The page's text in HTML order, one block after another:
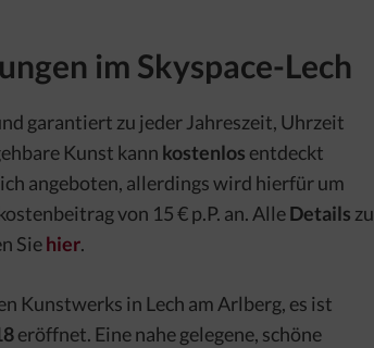
im Skyspace-Lech
garantiert zu jeder Jahreszeit, Uhrzeit
Kunst kann kostenlos entdeckt
angeboten, allerdings wird hierfür um
von 15 € p.P. an. AlleDetails zu
Siehier.
Kunstwerks in Lech am Arlberg, es ist
eröffnet. Eine nahe gelegene, schöne